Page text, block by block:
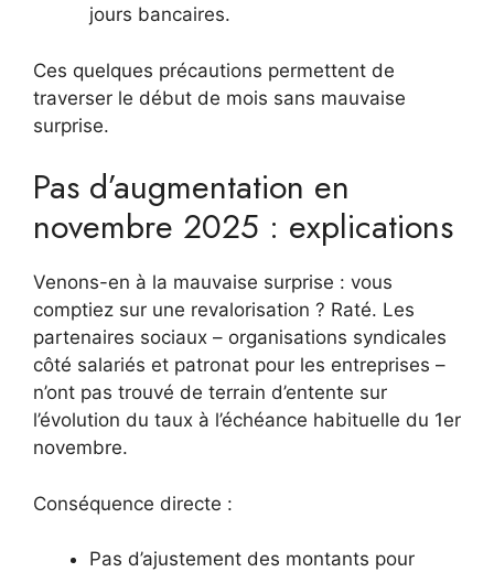
jours bancaires.
Ces quelques précautions permettent de
traverser le début de mois sans mauvaise
surprise.
Pas d’augmentation en
novembre 2025 : explications
Venons-en à la mauvaise surprise : vous
comptiez sur une revalorisation ? Raté. Les
partenaires sociaux – organisations syndicales
côté salariés et patronat pour les entreprises –
n’ont pas trouvé de terrain d’entente sur
l’évolution du taux à l’échéance habituelle du 1er
novembre.
Conséquence directe :
Pas d’ajustement des montants pour